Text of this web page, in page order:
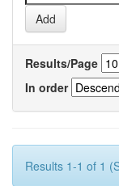
Results/Page
In order
Results 1-1 of 1